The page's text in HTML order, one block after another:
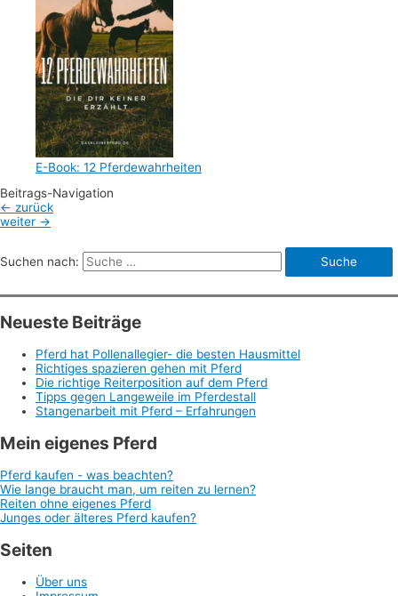
E-Book: 12 Pferdewahrheiten
Beitrags-Navigation
← zurück
weiter →
Suchen nach:
Neueste Beiträge
Pferd hat Pollenallegier- die besten Hausmittel
Richtiges spazieren gehen mit Pferd
Die richtige Reiterposition auf dem Pferd
Tipps gegen Langeweile im Pferdestall
Stangenarbeit mit Pferd – Erfahrungen
Mein eigenes Pferd
Pferd kaufen - was beachten?
Wie lange braucht man, um reiten zu lernen?
Reiten ohne eigenes Pferd
Junges oder älteres Pferd kaufen?
Seiten
Über uns